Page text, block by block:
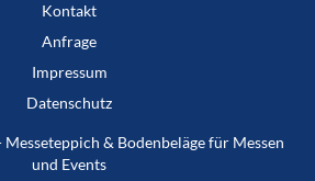
Kontakt
Anfrage
Impressum
Datenschutz
& Bodenbeläge für Messen
und Events